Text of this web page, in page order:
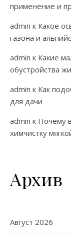
применение и
admin к Какое
газона и
admin к Какие
обустройства
admin к Как
для дачи
admin к Почему
химчистку
Архив
Август 2026